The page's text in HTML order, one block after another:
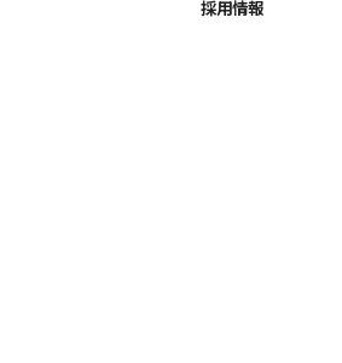
採用情報